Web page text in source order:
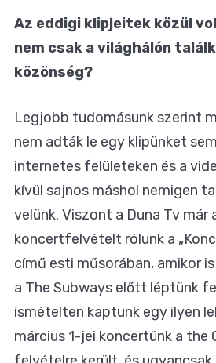
Az eddigi klipjeitek közül
nem csak a világhálón
közönség?
Legjobb tudomásunk szerint
nem adták le egy klipünket
internetes felületeken és a
kívül sajnos máshol nemigen
velünk. Viszont a Duna Tv már
koncertfelvételt rólunk a
című esti műsorában, amikor
a The Subways előtt léptünk
ismételten kaptunk egy ilyen
március 1-jei koncertünk a the